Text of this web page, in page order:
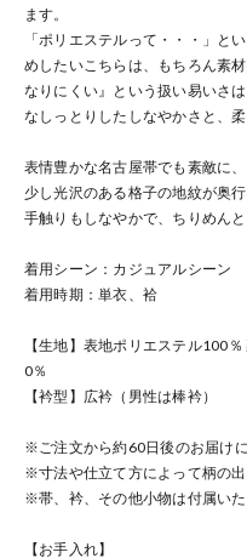
ます。
「ポリエステルって・・・」と
めしたいこちらは、もちろん素
なりにくい』という扱い易いさ
なしっとりしたしなやかさと、
表情豊かな名古屋帯でも素敵に
少し光沢のある格子の地紋が奥
手触りもしなやかで、ちりめん
着用シーン：カジュアルシーン
着用時期：単衣、袷
【生地】表地ポリエステル100
0％
【衿型】広衿（男性は棒衿）
※ご注文から約60日後のお届けに
※寸法や仕立て方によって柄の出
※帯、衿、その他小物は付属い
【お手入れ】